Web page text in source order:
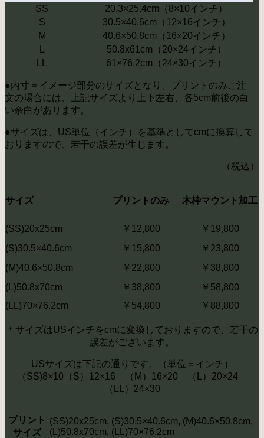
SS
20.3×25.4cm（8×10インチ）
S
30.5×40.6cm（12×16インチ）
M
40.6×50.8cm（16×20インチ）
50.8x61cm（20×24インチ）
61×76.2cm（24×30インチ）
●内寸＝イメージ部分のサイズとなり、プリントのみご注
文の場合には、上記サイズより上下左右、各5cm前後の白
い余白があります。
●サイズは、US単位（インチ）を基準としてcmに換算して
おりますので、若干の誤差が生じます。
（税込）
サイズ プリントのみ 木枠マウント加工
(SS)20x25cm ￥12,800
￥19,800
(S)30.5×40.6cm
￥15,800
￥23,800
(M)40.6×50.8cm
￥22,800
￥38,800
(L)50.8x70cm
￥38,800
￥58,800
(LL)70×76.2cm
￥54,800 ￥88,800
＊サイズはUSインチをcmに変換しておりますので、若干の
誤差がございます。
USサイズは下記の通りです。（単位＝インチ）
（SS)8×10（S）12×16 （M）16×20 （L）20×24
（LL）24×30
プリント
サイズ
(SS)20x25cm, (S)30.5×40.6cm, (M)40.6×50.8cm,
(L)50.8x70cm, (LL)70×76.2cm